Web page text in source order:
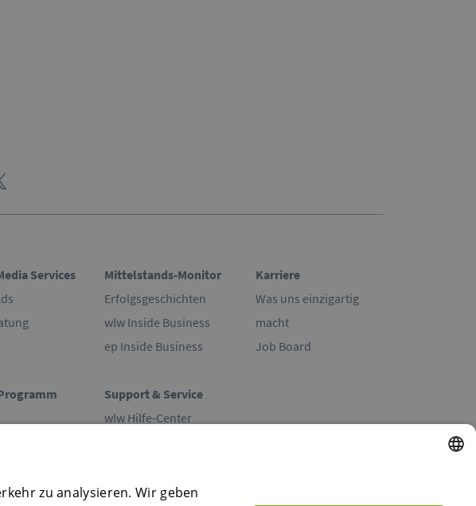
Services
Mittelstands-Monitor
Erfolgsgeschichten
wlw Inside Business
ep Inside Business
Karriere
Was uns einzigartig
macht
Job Board
Support & Service
wlw Hilfe-Center
zu analysieren. Wir geben